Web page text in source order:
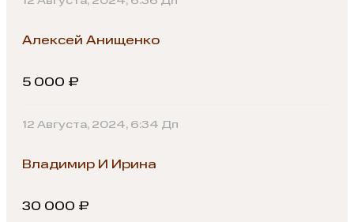
Алексей Анищенко
5 000 ₽
12 Августа, 2024, 6:34 Дп
Владимир И Ирина
30 000 ₽